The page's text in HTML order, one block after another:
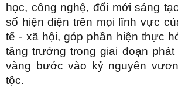
học, công nghệ, đổi mới sáng
số hiện diện trên mọi lĩnh vực
tế - xã hội, góp phần hiện thực
tăng trưởng trong giai đoạn
vàng bước vào kỷ nguyên
tộc.